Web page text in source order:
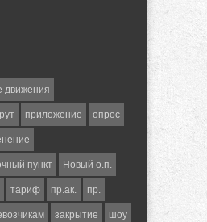
движения
приложение опрос
пункт Новый о.п.
тариф пр.ак. пр.
закрытие шоу